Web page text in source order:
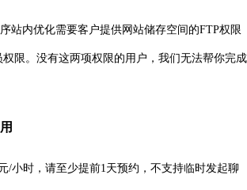
序站内优化需要客户提供网站储存空间的FTP权限
限。没有这两项权限的用户，我们无法帮你完成
/小时，请至少提前1天预约，不支持临时发起聊